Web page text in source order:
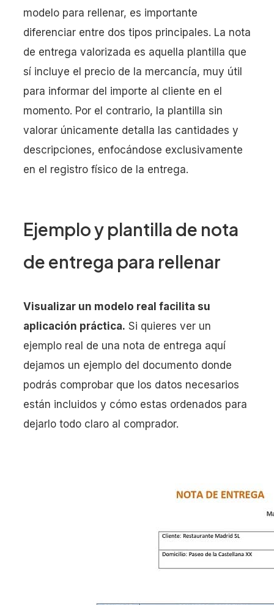
modelo para rellenar, es importante
diferenciar entre dos tipos principales. La nota
de entrega valorizada es aquella plantilla que
sí incluye el precio de la mercancía, muy útil
para informar del importe al cliente en el
momento. Por el contrario, la plantilla sin
valorar únicamente detalla las cantidades y
descripciones, enfocándose exclusivamente
en el registro físico de la entrega.
Ejemplo y plantilla de nota
de entrega para rellenar
Visualizar un modelo real facilita su
aplicación práctica. Si quieres ver un
ejemplo real de una nota de entrega aquí
dejamos un ejemplo del documento donde
podrás comprobar que los datos necesarios
están incluidos y cómo estas ordenados para
dejarlo todo claro al comprador.